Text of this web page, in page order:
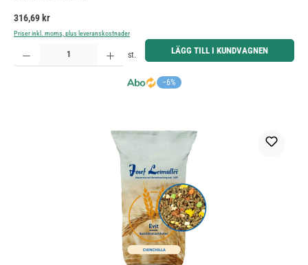
Ordinarie pris:
316,69 kr
Priser inkl. moms, plus leveranskostnader
−6%
Produktkvantitet: Ange önskat belopp eller använd knapparna för att öka eller minska kvantiteten.
st. LÄGG TILL I KUNDVAGNEN